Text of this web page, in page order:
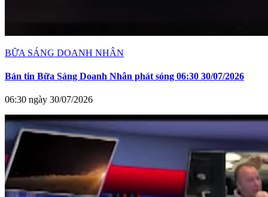
BỮA SÁNG DOANH NHÂN
Bản tin Bữa Sáng Doanh Nhân phát sóng 06:30 30/07/2026
06:30 ngày 30/07/2026